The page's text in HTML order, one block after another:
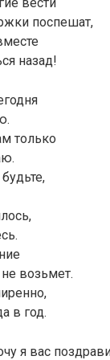
поспешат,
назад!
только
возьмет.
в год.
я вас